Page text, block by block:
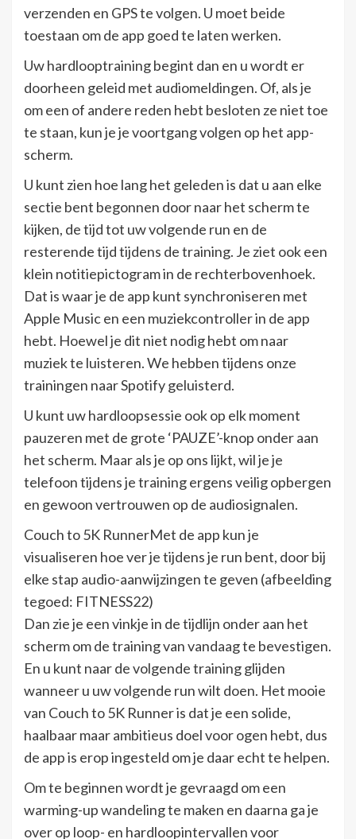
verzenden en GPS te volgen. U moet beide
toestaan ​​om de app goed te laten werken.
Uw hardlooptraining begint dan en u wordt er
doorheen geleid met audiomeldingen. Of, als je
om een ​​of andere reden hebt besloten ze niet toe
te staan, kun je je voortgang volgen op het app-
scherm.
U kunt zien hoe lang het geleden is dat u aan elke
sectie bent begonnen door naar het scherm te
kijken, de tijd tot uw volgende run en de
resterende tijd tijdens de training. Je ziet ook een
klein notitiepictogram in de rechterbovenhoek.
Dat is waar je de app kunt synchroniseren met
Apple Music en een muziekcontroller in de app
hebt. Hoewel je dit niet nodig hebt om naar
muziek te luisteren. We hebben tijdens onze
trainingen naar Spotify geluisterd.
U kunt uw hardloopsessie ook op elk moment
pauzeren met de grote ‘PAUZE’-knop onder aan
het scherm. Maar als je op ons lijkt, wil je je
telefoon tijdens je training ergens veilig opbergen
en gewoon vertrouwen op de audiosignalen.
Couch to 5K RunnerMet de app kun je
visualiseren hoe ver je tijdens je run bent, door bij
elke stap audio-aanwijzingen te geven (afbeelding
tegoed: FITNESS22)
Dan zie je een vinkje in de tijdlijn onder aan het
scherm om de training van vandaag te bevestigen.
En u kunt naar de volgende training glijden
wanneer u uw volgende run wilt doen. Het mooie
van Couch to 5K Runner is dat je een solide,
haalbaar maar ambitieus doel voor ogen hebt, dus
de app is erop ingesteld om je daar echt te helpen.
Om te beginnen wordt je gevraagd om een ​​
warming-up wandeling te maken en daarna ga je
over op loop- en hardloopintervallen voor